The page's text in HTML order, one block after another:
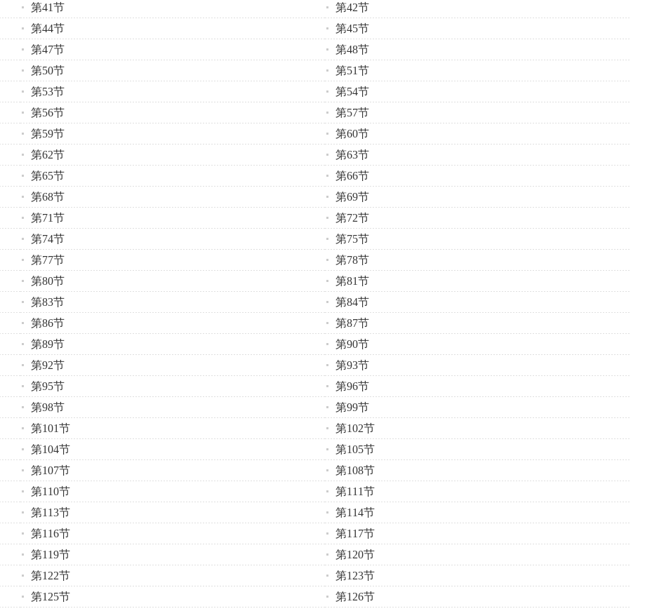
第41节
第42节
第44节
第45节
第47节
第48节
第50节
第51节
第53节
第54节
第56节
第57节
第59节
第60节
第62节
第63节
第65节
第66节
第68节
第69节
第71节
第72节
第74节
第75节
第77节
第78节
第80节
第81节
第83节
第84节
第86节
第87节
第89节
第90节
第92节
第93节
第95节
第96节
第98节
第99节
第101节
第102节
第104节
第105节
第107节
第108节
第110节
第111节
第113节
第114节
第116节
第117节
第119节
第120节
第122节
第123节
第125节
第126节